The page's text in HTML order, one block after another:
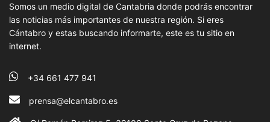
Somos un medio digital de Cantabria donde podrás encontrar
las noticias más importantes de nuestra región. Si eres
Cántabro y estas buscando informarte, este es tu sitio en
internet.
+34 661 477 941
prensa@elcantabro.es